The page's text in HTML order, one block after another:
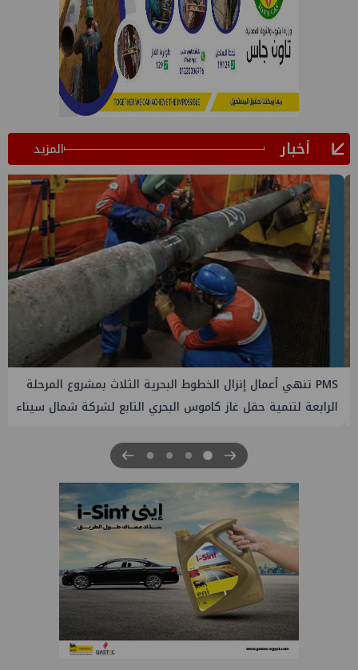
أخبار المزيد
PMS تنهي أعمال إنزال الخطوط البحرية الثلاث بمشروع المرحلة
الرابعة لتنمية حقل غاز كاموس البحري التابع لشركة شمال سيناء